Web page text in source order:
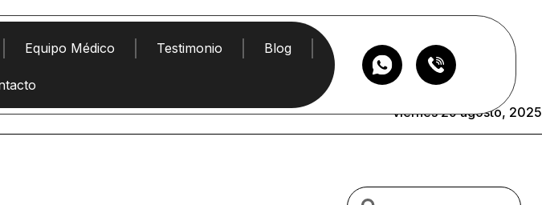
Equipo Médico Testimonio Blog
viernes 29 agosto, 2025